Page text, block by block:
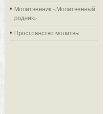
Молитвенник «Молитвенный
родник»
Пространство молитвы